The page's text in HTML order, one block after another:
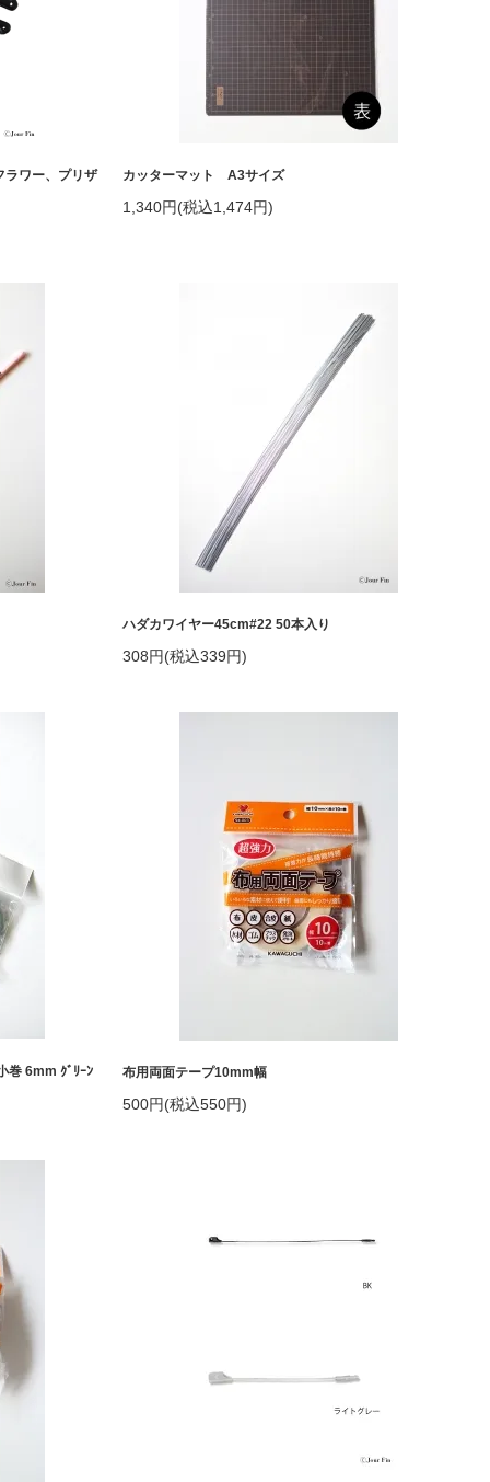
ラワー、プリザ カッターマット A3サイズ
1,340円(税込1,474円)
ハダカワイヤー45cm#22 50本入り
308円(税込339円)
巻 6mm ｸﾞﾘｰﾝ 布用両面テープ10mm幅
500円(税込550円)